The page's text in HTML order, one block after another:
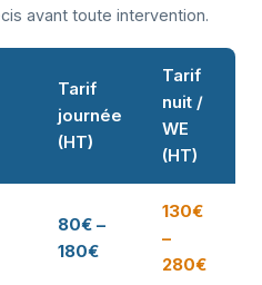
avant toute intervention.
Tarif
journée
(HT)
Tarif
nuit /
WE
(HT)
80€ –
180€
130€
–
280€